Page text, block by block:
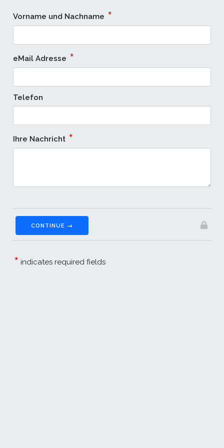
Vorname und Nachname *
eMail Adresse *
Telefon
Ihre Nachricht *
CONTINUE →
* indicates required fields